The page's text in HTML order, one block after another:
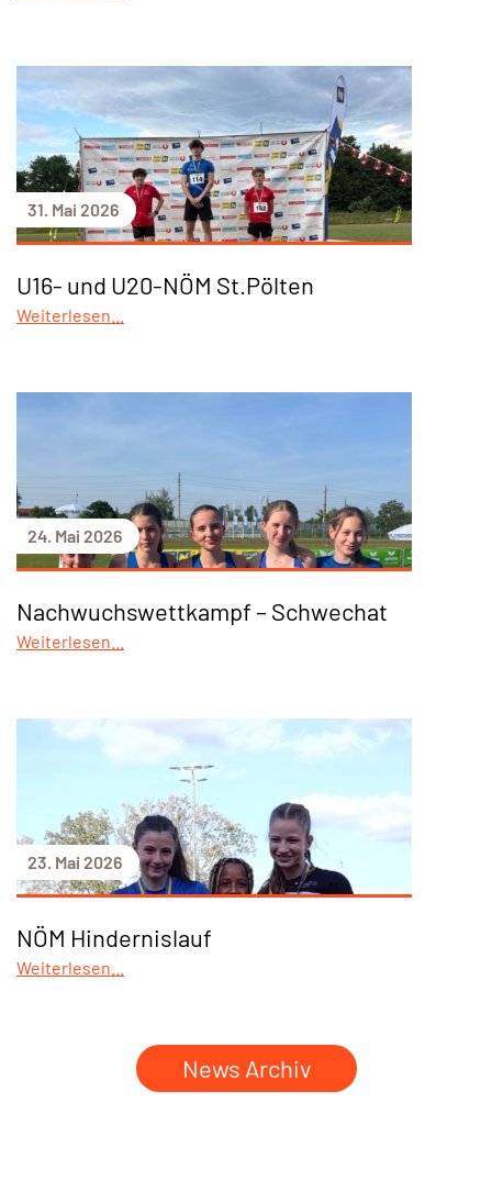
31. Mai 2026
U16- und U20-NÖM St.Pölten
Weiterlesen...
24. Mai 2026
Nachwuchswettkampf – Schwechat
Weiterlesen...
23. Mai 2026
NÖM Hindernislauf
Weiterlesen...
News Archiv